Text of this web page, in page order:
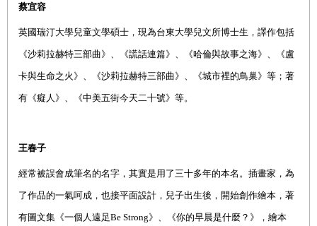
蔡宜容
英國瑞汀大學兒童文學碩士，現為台東大學兒文所博士生，譯作包括
《沙莉拉赫特三部曲》、《謊話連篇》、《哈倫與故事之海》、《盧
卡與生命之火》、《沙莉拉赫特三部曲》、《城市裡的鳥巢》等；著
有《癡人》、《中美五街今天二十號》等。
王春子
經常被誤會成筆名的名字，其實是用了三十多年的本名。插畫家，為
了作品的一氣呵成，也接平面設計，兒子出生後，開始創作繪本，著
有圖文集 《一個人遠足Be Strong》、《你的早晨是什麼？》，繪本